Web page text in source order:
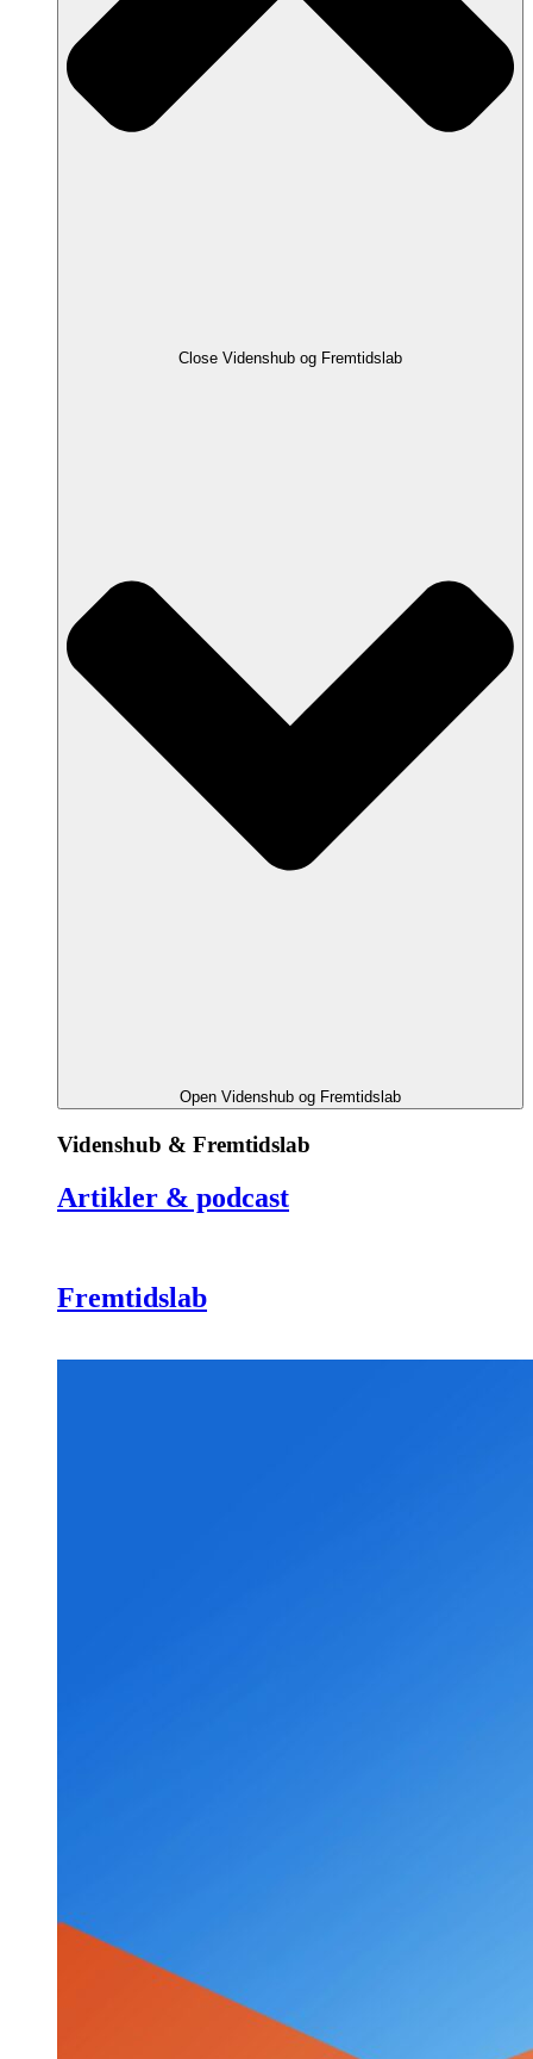
Close Videnshub og Fremtidslab
Open Videnshub og Fremtidslab
Videnshub & Fremtidslab
Artikler & podcast
Fremtidslab